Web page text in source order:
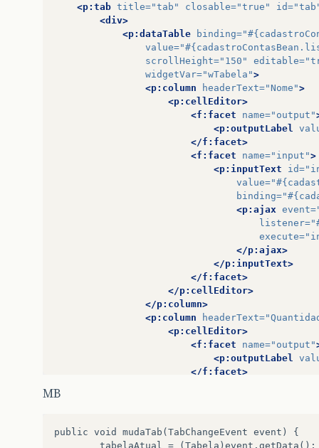
<p:tab title="tab" closable="true" id=
<div>
<p:dataTable
binding=
value=
scrollHeight="150" editable=
widgetVar="wTabela">
<p:column
headerText="Nome">
<p:cellEditor>
<f:facet
name="output"
<p:outputLabel
</f:facet>
<f:facet
name="input">
<p:inputText
id=
value=
binding=
<p:ajax event=
listener=
execute=
</p:ajax>
</p:inputText>
</f:facet>
</p:cellEditor>
</p:column>
<p:column
headerText=
<p:cellEditor>
<f:facet
name="output"
<p:outputLabel
</f:facet>
onkeydown=
MB
public void mudaTab(TabChangeEvent event) {